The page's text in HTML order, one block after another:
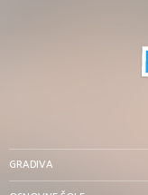
GRADIVA